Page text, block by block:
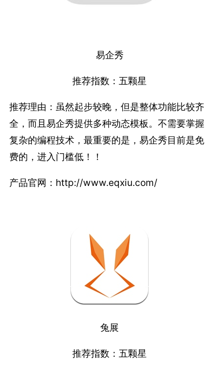
易企秀
推荐指数：五颗星
推荐理由：虽然起步较晚，但是整体功能比较齐
全，而且易企秀提供多种动态模板。不需要掌握
复杂的编程技术，最重要的是，易企秀目前是免
费的，进入门槛低！！
产品官网：http://www.eqxiu.com/
兔展
推荐指数：五颗星